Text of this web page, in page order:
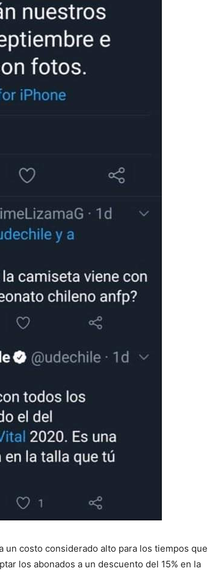
costo considerado alto para los tiempos que
los abonados a un descuento del 15% en la